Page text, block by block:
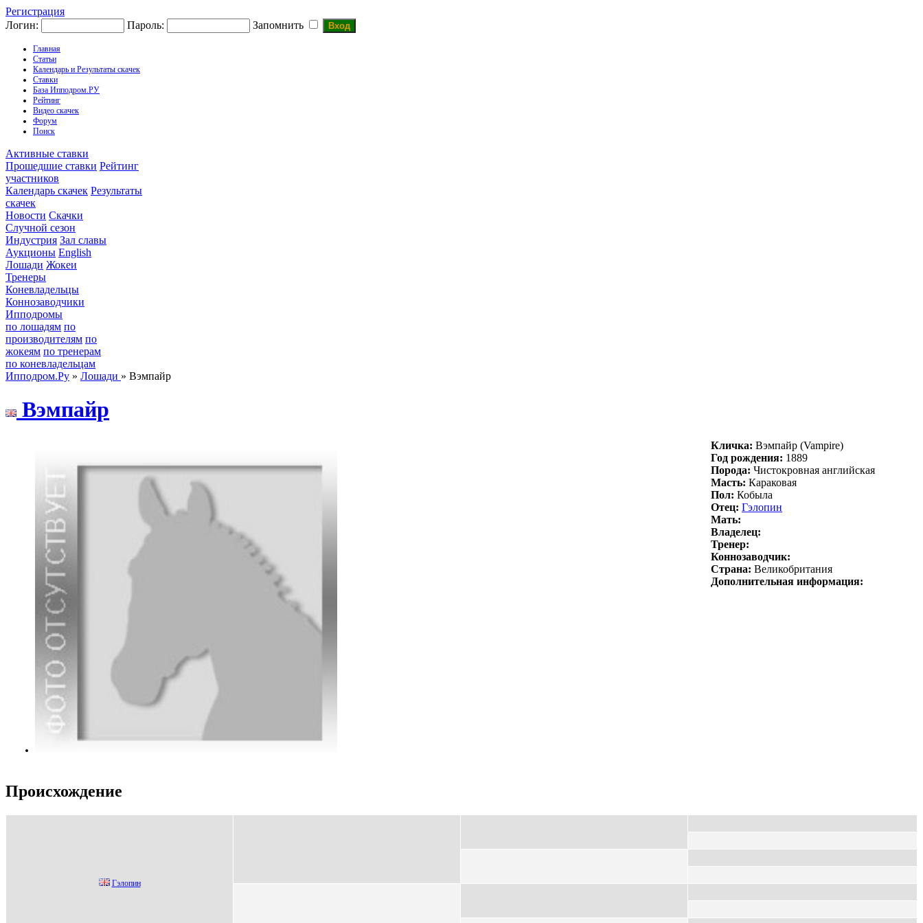
Регистрация
Логин:
Пароль: Запомнить
Главная
Статьи
Календарь и Результаты скачек
Ставки
База Ипподром.РУ
Рейтинг
Видео скачек
Форум
Поиск
Активные ставки
Прошедшие ставки Рейтинг
участников
Календарь скачек Результаты
скачек
Новости Скачки
Случной сезон
Индустрия Зал славы
Аукционы English
Лошади Жокеи
Тренеры
Коневладельцы
Коннозаводчики
Ипподромы
по лошадям по
производителям по
жокеям по тренерам
по коневладельцам
Ипподром.Ру » Лошади » Вэмпайр
Bэмпaйp
Кличка: Bэмпaйp (Vampire)
Год рождения: 1889
Порода: Чистокровная английская
Масть: Караковая
Пол: Кобыла
Отец: Гэлопин
Мать:
Владелец:
Тренер:
Коннозаводчик:
Страна: Великобритания
Дополнительная информация:
Происхождение
Гэлопин